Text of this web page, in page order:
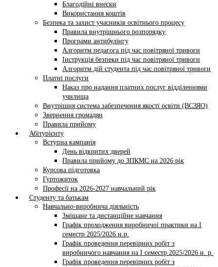
Благодійні внески
Використання коштів
Безпека та захист учасників освітнього процесу
Правила внутрішнього розпорядку
Програми антибулінгу
Алгоритм педагога під час повітряної тривоги
Інструкція безпеки під час повітряної тривоги
Алгоритм дій студента під час повітряної тривоги
Платні послуги
Наказ про надання платних послуг відділеннями
училища
Внутрішня система забезпечення якості освіти (ВСЗЯО)
Звернення громадян
Правила прийому
Абітурієнту
Вступна кампанія
День відкритих дверей
Правила прийому до ЗПКМС на 2026 рік
Курсова підготовка
Гуртожиток
Професії на 2026-2027 навчальний рік
Студенту та батькам
Навчально-виробнича діяльність
Змішане та дистанційне навчання
Графік проходження виробничої практики на І
семестр 2025/2026 н.р.
Графік проведення перевірних робіт з
виробничого навчання на І семестр 2025/2026 н. р.
Графік проведення перевірних робіт з